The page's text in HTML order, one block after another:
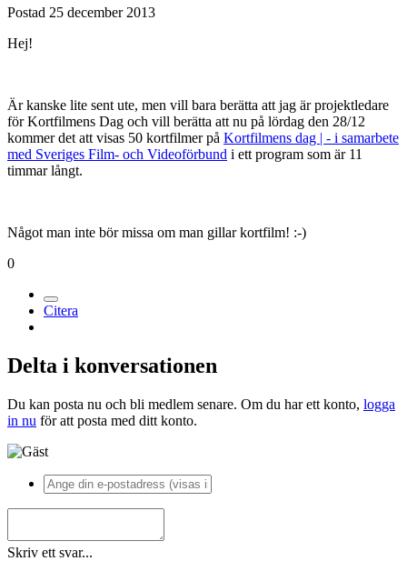
Postad 25 december 2013
Hej!
Är kanske lite sent ute, men vill bara berätta att jag är projektledare
för Kortfilmens Dag och vill berätta att nu på lördag den 28/12
kommer det att visas 50 kortfilmer på Kortfilmens dag | - i samarbete
med Sveriges Film- och Videoförbund i ett program som är 11
timmar långt.
Något man inte bör missa om man gillar kortfilm! :-)
0
Citera
Delta i konversationen
Du kan posta nu och bli medlem senare. Om du har ett konto, logga
in nu för att posta med ditt konto.
Skriv ett svar...